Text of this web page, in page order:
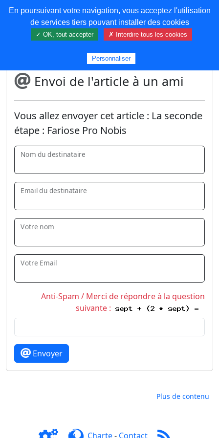
COREMA
Envoi de l'article à un ami
Vous allez envoyer cet article : La seconde
étape : Fariose Pro Nobis
Nom du destinataire
Email du destinataire
Votre nom
Votre Email
Anti-Spam / Merci de répondre à la question
suivante :
Envoyer
Plus de contenu
Charte- Contact
En poursuivant votre navigation, vous acceptez l'utilisation
de services tiers pouvant installer des cookies
✓ OK, tout accepter ✗ Interdire tous les cookies
Personnaliser